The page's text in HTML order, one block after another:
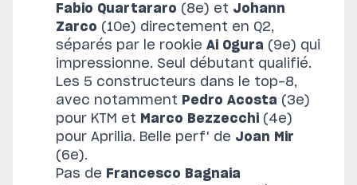
Fabio Quartararo (8e) et Johann
Zarco (10e) directement en Q2,
séparés par le rookieAi Ogura (9e) qui
impressionne. Seul débutant qualifié.
Les 5 constructeurs dans le top-8,
avec notamment
Pedro Acosta (3e)
pour KTM et
Marco Bezzecchi (4e)
pour Aprilia. Belle perf' de Joan Mir
(6e).
Pas de
Francesco Bagnaia